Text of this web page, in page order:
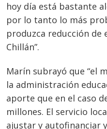
hoy día está bastante
por lo tanto lo más
produzca reducción de
Chillán”.
Marín subrayó que “el
la administración
aporte que en el caso
millones. El servicio
ajustar y autofinanciar
Navegación